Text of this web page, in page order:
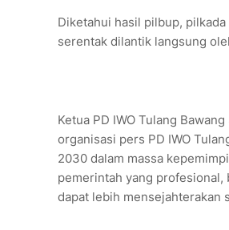
Diketahui hasil pilbup,
serentak dilantik langsung
Ketua PD IWO Tulang
organisasi pers PD IWO
2030 dalam massa
pemerintah yang profesional,
dapat lebih mensejahterakan